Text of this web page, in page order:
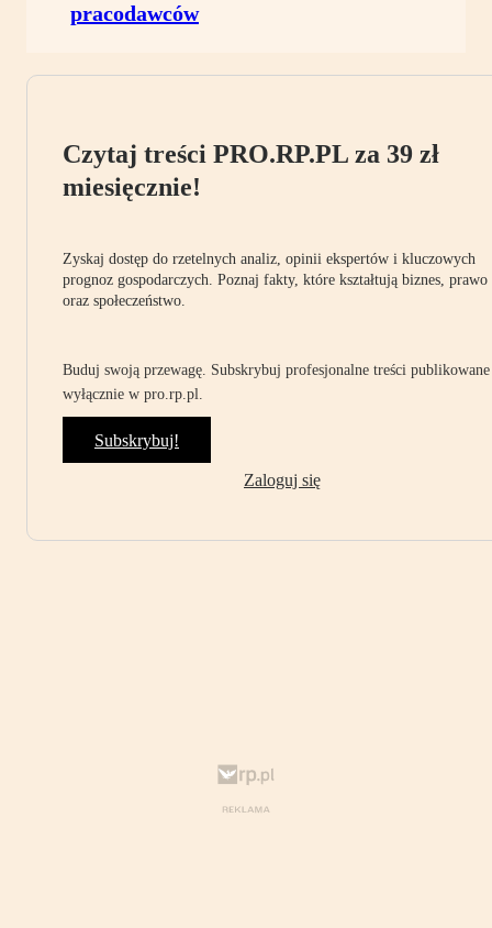
pracodawców
Czytaj treści PRO.RP.PL za 39 zł
miesięcznie!
Zyskaj dostęp do rzetelnych analiz, opinii ekspertów i kluczowych
prognoz gospodarczych. Poznaj fakty, które kształtują biznes, prawo
oraz społeczeństwo.
Buduj swoją przewagę. Subskrybuj profesjonalne treści publikowane
wyłącznie w pro.rp.pl.
Subskrybuj!
Zaloguj się